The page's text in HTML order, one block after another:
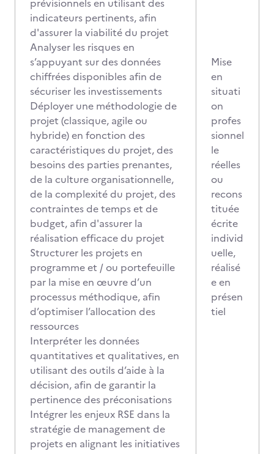
prévisionnels en utilisant des
indicateurs pertinents, afin
d'assurer la viabilité du projet
Analyser les risques en
s’appuyant sur des données
chiffrées disponibles afin de
sécuriser les investissements
Déployer une méthodologie de
projet (classique, agile ou
hybride) en fonction des
caractéristiques du projet, des
besoins des parties prenantes,
de la culture organisationnelle,
de la complexité du projet, des
contraintes de temps et de
budget, afin d'assurer la
réalisation efficace du projet
Structurer les projets en
programme et / ou portefeuille
par la mise en œuvre d’un
processus méthodique, afin
d’optimiser l’allocation des
ressources
Interpréter les données
quantitatives et qualitatives, en
utilisant des outils d’aide à la
décision, afin de garantir la
pertinence des préconisations
Intégrer les enjeux RSE dans la
stratégie de management de
projets en alignant les initiatives
Mise
en
situati
on
profes
sionnel
le
réelles
ou
recons
tituée
écrite
individ
uelle,
réalisé
e en
présen
tiel